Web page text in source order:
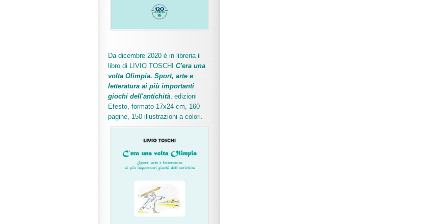
Da dicembre 2020 è in libreria il
libro di LIVIO TOSCHI C'era una
volta Olimpia. Sport, arte e
letteratura ai più importanti
giochi dell'antichità, edizioni
Efesto, formato 17x24 cm, 160
pagine, 150 illustrazioni a colori.